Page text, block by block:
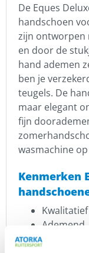
De Eques
handschoen
zijn ontworpen
en door de
hand ademen
ben je
teugels. De
maar elegant
fijn
wasmachine
Kenmerken
Ademend
Anti-slip